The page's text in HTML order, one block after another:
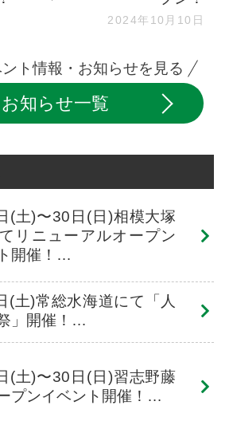
2024年10月10日
ト情報・お知らせを見る
お知らせ一覧
(土)〜30日(日)相模大塚
リニューアルオープン
開催！…
(土)常総水海道にて「人
」開催！…
(土)〜30日(日)習志野藤
プンイベント開催！…